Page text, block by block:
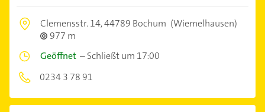
Clemensstr. 14,44789 Bochum (Wiemelhausen)
977 m
Geöffnet –Schließt um 17:00
0234 3 78 91